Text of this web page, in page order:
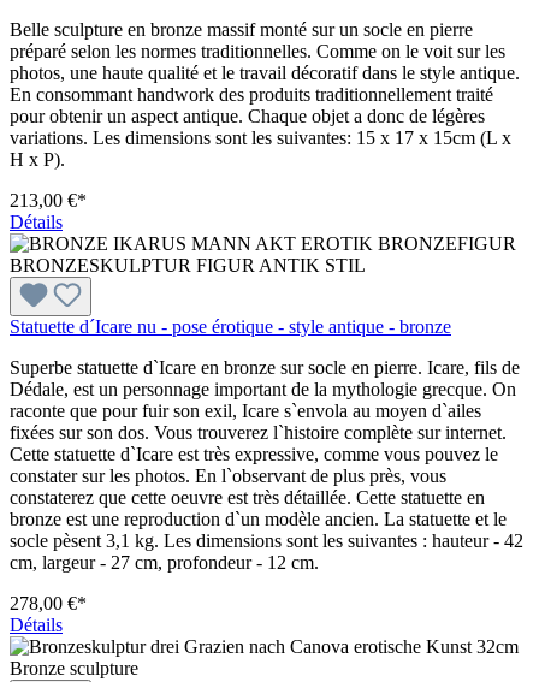
Belle sculpture en bronze massif monté sur un socle en pierre
préparé selon les normes traditionnelles. Comme on le voit sur les
photos, une haute qualité et le travail décoratif dans le style antique.
En consommant handwork des produits traditionnellement traité
pour obtenir un aspect antique. Chaque objet a donc de légères
variations. Les dimensions sont les suivantes: 15 x 17 x 15cm (L x
H x P).
213,00 €*
Détails
Statuette d´Icare nu - pose érotique - style antique - bronze
Superbe statuette d`Icare en bronze sur socle en pierre. Icare, fils de
Dédale, est un personnage important de la mythologie grecque. On
raconte que pour fuir son exil, Icare s`envola au moyen d`ailes
fixées sur son dos. Vous trouverez l`histoire complète sur internet.
Cette statuette d`Icare est très expressive, comme vous pouvez le
constater sur les photos. En l`observant de plus près, vous
constaterez que cette oeuvre est très détaillée. Cette statuette en
bronze est une reproduction d`un modèle ancien. La statuette et le
socle pèsent 3,1 kg. Les dimensions sont les suivantes : hauteur - 42
cm, largeur - 27 cm, profondeur - 12 cm.
278,00 €*
Détails